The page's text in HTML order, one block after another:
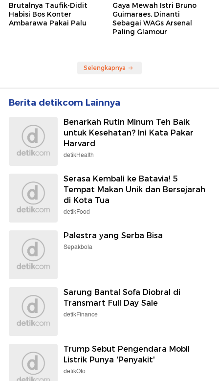
Brutalnya Taufik-Didit
Habisi Bos Konter
Ambarawa Pakai Palu
Gaya Mewah Istri Bruno
Guimaraes, Dinanti
Sebagai WAGs Arsenal
Paling Glamour
Selengkapnya
Berita detikcom Lainnya
Benarkah Rutin Minum Teh Baik
untuk Kesehatan? Ini Kata Pakar
Harvard
detikHealth
Serasa Kembali ke Batavia! 5
Tempat Makan Unik dan Bersejarah
di Kota Tua
detikFood
Palestra yang Serba Bisa
Sepakbola
Sarung Bantal Sofa Diobral di
Transmart Full Day Sale
detikFinance
Trump Sebut Pengendara Mobil
Listrik Punya 'Penyakit'
detikOto